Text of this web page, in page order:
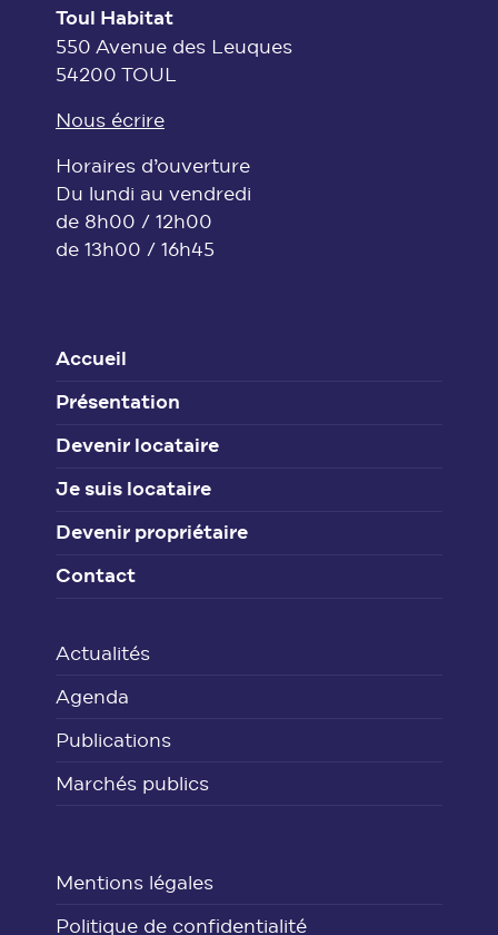
Toul Habitat
550 Avenue des Leuques
54200 TOUL
Nous écrire
Horaires d’ouverture
Du lundi au vendredi
de 8h00 / 12h00
de 13h00 / 16h45
Accueil
Présentation
Devenir locataire
Je suis locataire
Devenir propriétaire
Contact
Actualités
Agenda
Publications
Marchés publics
Mentions légales
Politique de confidentialité